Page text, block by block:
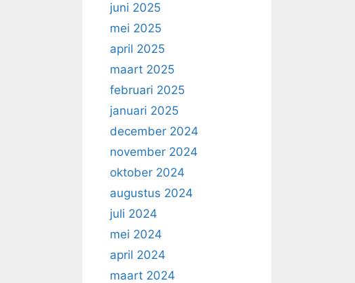
juni 2025
mei 2025
april 2025
maart 2025
februari 2025
januari 2025
december 2024
november 2024
oktober 2024
augustus 2024
juli 2024
mei 2024
april 2024
maart 2024